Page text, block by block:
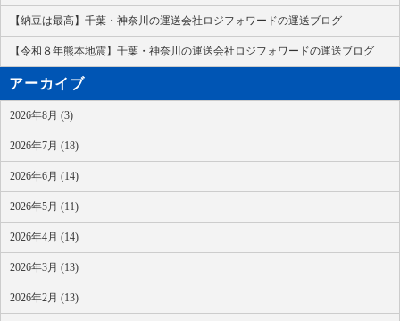
【納豆は最高】千葉・神奈川の運送会社ロジフォワードの運送ブログ
【令和８年熊本地震】千葉・神奈川の運送会社ロジフォワードの運送ブログ
アーカイブ
2026年8月 (3)
2026年7月 (18)
2026年6月 (14)
2026年5月 (11)
2026年4月 (14)
2026年3月 (13)
2026年2月 (13)